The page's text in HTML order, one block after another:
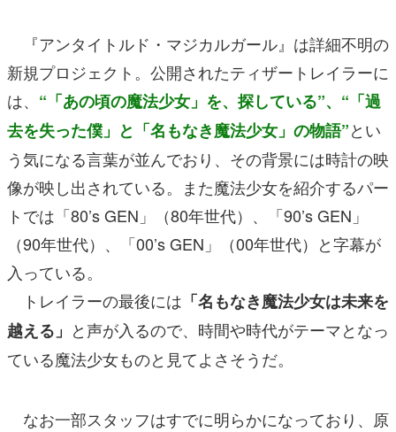
『アンタイトルド・マジカルガール』は詳細不明の
新規プロジェクト。公開されたティザートレイラーに
は、 “「あの頃の魔法少女」を、探している”、“「過
去を失った僕」と「名もなき魔法少女」の物語”とい
う気になる言葉が並んでおり、その背景には時計の映
像が映し出されている。また魔法少女を紹介するパー
トでは「80’s GEN」（80年世代）、「90’s GEN」
（90年世代）、「00’s GEN」（00年世代）と字幕が
入っている。
トレイラーの最後には 「名もなき魔法少女は未来を
越える」 と声が入るので、時間や時代がテーマとなっ
ている魔法少女ものと見てよさそうだ。
なお一部スタッフはすでに明らかになっており、原